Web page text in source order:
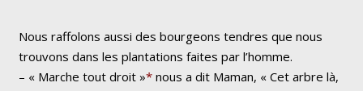
Nous raffolons aussi des bourgeons tendres que nous
trouvons dans les plantations faites par l’homme.
– « Marche tout droit »*nous a dit Maman, « Cet arbre là,